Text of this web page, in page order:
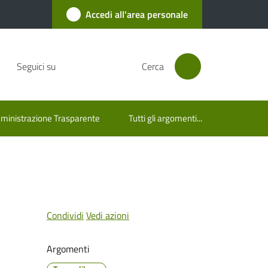
Accedi all'area personale
Seguici su Cerca
Trasparente Tutti gli argomenti...
Condividi Vedi azioni
Argomenti